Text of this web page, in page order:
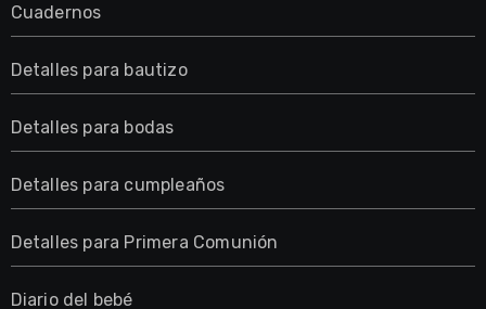
Cuadernos
Detalles para bautizo
Detalles para bodas
Detalles para cumpleaños
Detalles para Primera Comunión
Diario del bebé